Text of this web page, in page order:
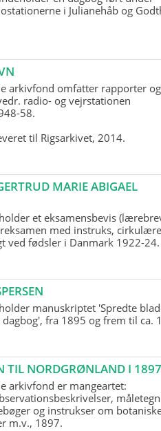
i Julianehåb og
arkivfond omfatter rapporter og
radio- og vejrstationen
58.
til Rigsarkivet, 2014.
MARIE ABIGAEL
et eksamensbevis
med instruks,
ved fødsler i Danmark 1922-24.
manuskriptet 'Spredte
fra 1895 og frem til ca.
TIL NORDGRØNLAND I
arkivfond er mangeartet:
og instrukser om
m.v., 1897.